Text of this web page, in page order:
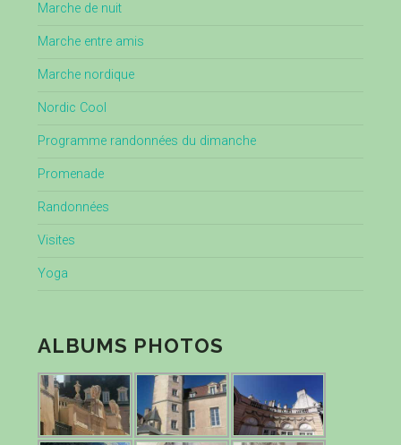
Marche de nuit
Marche entre amis
Marche nordique
Nordic Cool
Programme randonnées du dimanche
Promenade
Randonnées
Visites
Yoga
ALBUMS PHOTOS